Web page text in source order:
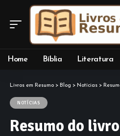
Home Bíblia Literatura
Livros em Resumo > Blog > Notícias > Resumo
NOTÍCIAS
Resumo do